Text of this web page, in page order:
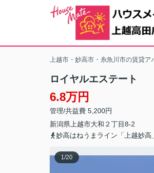
上越市・妙高市・糸魚川市の賃貸
ロイヤルエステート
6.8万円
管理/共益費 5,200円
新潟県 上越市大和 ２丁目8-2
妙高はねうまライン「上越妙高
1/20